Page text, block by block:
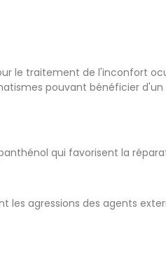
le traitement de l'inconfort
pouvant bénéficier
qui favorisent la
les agressions des agents